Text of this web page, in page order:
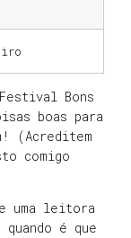
Bons
boas para
(Acreditem
comigo
uma leitora
é que